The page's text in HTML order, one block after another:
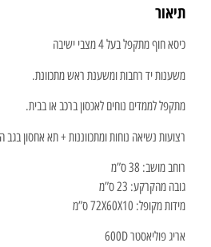
תיאור
כיסא חוף מתקפל בעל 4 מצבי ישיבה
משענות יד רחבות ומשענת ראש מתכוונת.
מתקפל לממדים נוחים לאכסון ברכב או בבית.
רצועות נשיאה נוחות ומתכווננות + תא אחסון
רוחב מושב: 38 ס”מ
גובה מהקרקע: 23 ס”מ
מידות מקופל: 72X60X10 ס”מ
אריג פוליאסטר 600D